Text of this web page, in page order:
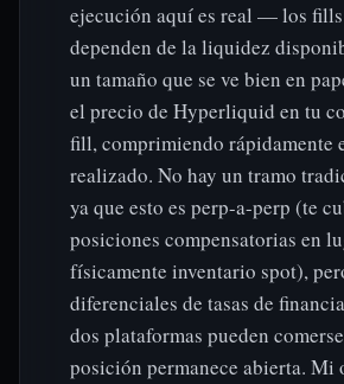
ejecución aquí es real — los
dependen de la liquidez
un tamaño que se ve bien en
el precio de Hyperliquid en tu
fill, comprimiendo rápidamente
realizado. No hay un tramo
ya que esto es perp-a-perp (te
posiciones compensatorias en
físicamente inventario spot),
diferenciales de tasas de
dos plataformas pueden
posición permanece abierta. Mi